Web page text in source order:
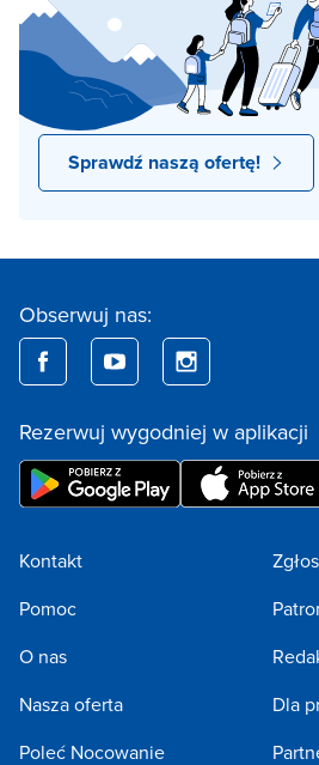
Sprawdź naszą ofertę!
Obserwuj nas:
Rezerwuj wygodniej w aplikacji
Kontakt
Pomoc
O nas
Nasza oferta
Poleć Nocowanie
Dla